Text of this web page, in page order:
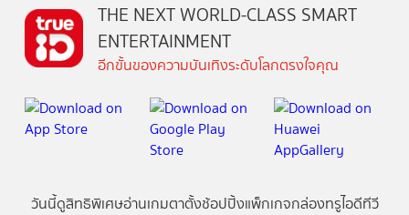
THE NEXT WORLD-CLASS SMART
ENTERTAINMENT
อีกขั้นของความบันเทิงระดับโลกตรงใจคุณ
วันนี้ดูสิทธิพิเศษอ่านเกมตาตั้งช้อปปิ้งแพ็กเกจกล่องทรูไอดีทีวี